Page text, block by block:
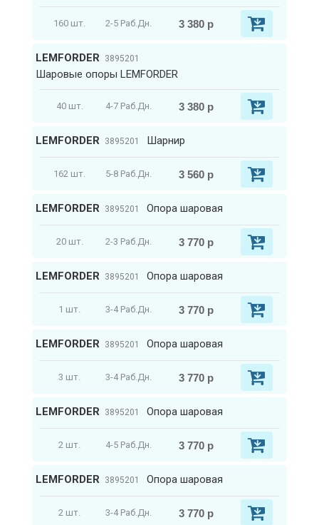
160 шт. 2-5 Раб.Дн. 3 380 р
LEMFORDER 3895201
Шаровые опоры LEMFORDER
40 шт. 4-7 Раб.Дн. 3 380 р
LEMFORDER 3895201 Шарнир
162 шт. 5-8 Раб.Дн. 3 560 р
LEMFORDER 3895201 Опора шаровая
20 шт. 2-3 Раб.Дн. 3 770 р
LEMFORDER 3895201 Опора шаровая
1 шт. 3-4 Раб.Дн. 3 770 р
LEMFORDER 3895201 Опора шаровая
3 шт. 3-4 Раб.Дн. 3 770 р
LEMFORDER 3895201 Опора шаровая
2 шт. 4-5 Раб.Дн. 3 770 р
LEMFORDER 3895201 Опора шаровая
2 шт. 3-4 Раб.Дн. 3 770 р